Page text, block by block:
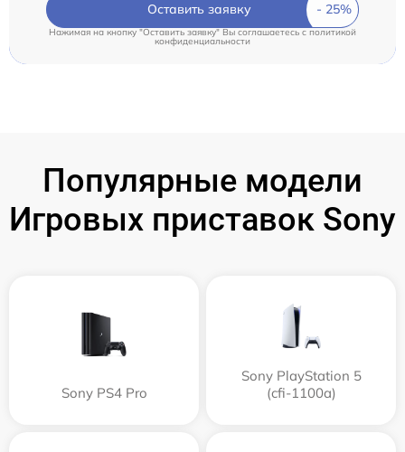
Оставить заявку
Нажимая на кнопку "Оставить заявку" Вы соглашаетесь cполитикой
конфиденциальности
Популярные модели
Игровых приставок Sony
Sony PS4 Pro
Sony PlayStation 5
(cfi-1100a)